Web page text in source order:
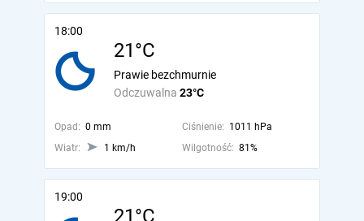
18:00
21°C
Odczuwalna 23°C
Prawie bezchmurnie
Opad: 0 mm Ciśnienie: 1011 hPa
Wiatr:
1 km/h Wilgotność: 81%
19:00
21°C